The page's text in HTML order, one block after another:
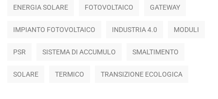
ENERGIA SOLARE FOTOVOLTAICO GATEWAY
IMPIANTO FOTOVOLTAICO INDUSTRIA 4.0 MODULI
PSR SISTEMA DI ACCUMULO SMALTIMENTO
SOLARE TERMICO TRANSIZIONE ECOLOGICA